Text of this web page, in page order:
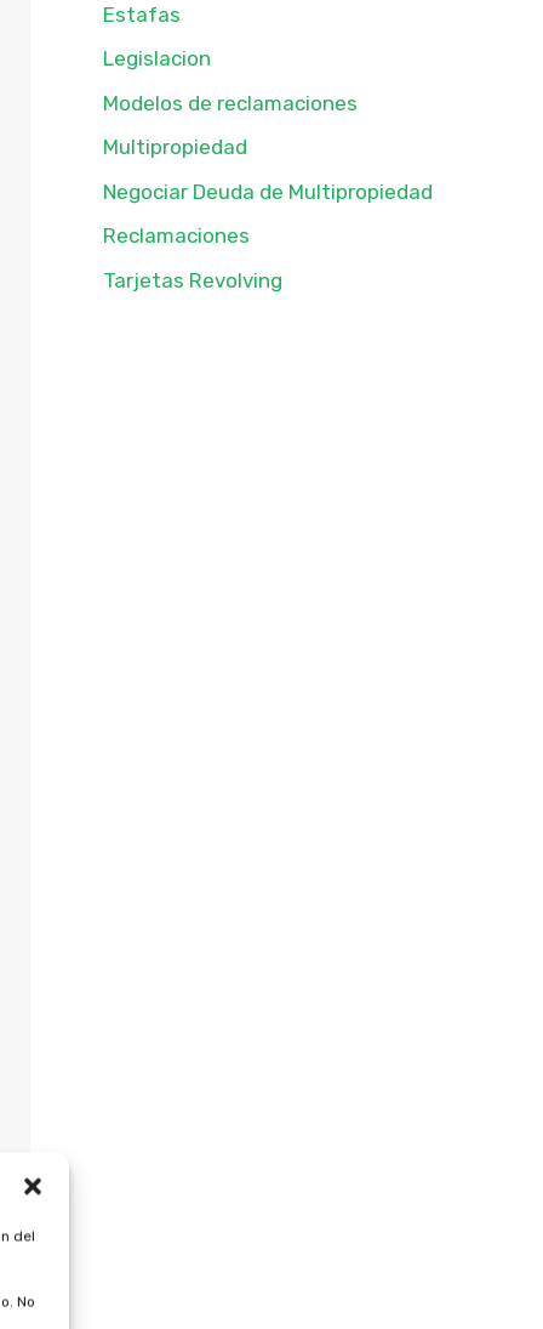
del
No
Estafas
Legislacion
Modelos de reclamaciones
Multipropiedad
Negociar Deuda de Multipropiedad
Reclamaciones
Tarjetas Revolving